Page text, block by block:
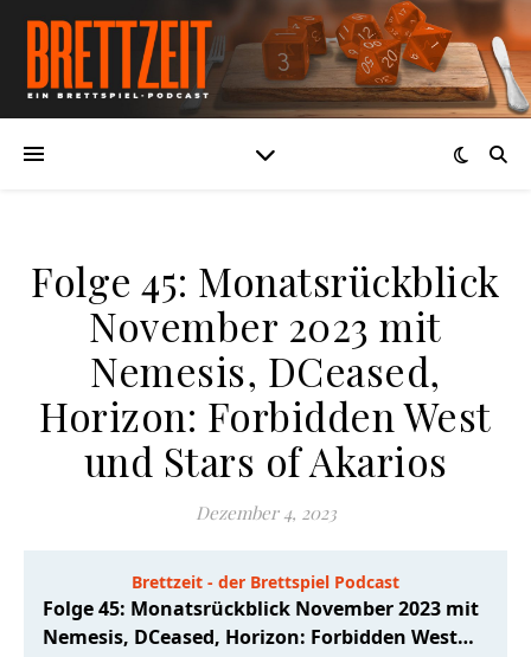
Folge 45: Monatsrückblick
November 2023 mit
Nemesis, DCeased,
Horizon: Forbidden West
und Stars of Akarios
Dezember 4, 2023